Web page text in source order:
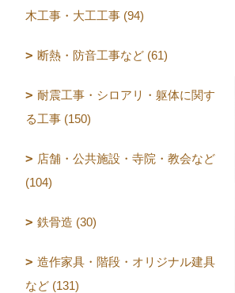
木工事・大工工事 (94)
断熱・防音工事など (61)
耐震工事・シロアリ・躯体に関す
る工事 (150)
店舗・公共施設・寺院・教会など
(104)
鉄骨造 (30)
造作家具・階段・オリジナル建具
など (131)